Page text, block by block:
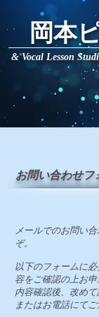
岡本
& Vocal Lesson
お問い合わせフ
メールでのお問い
ぞ。
以下のフォームに必
容をご確認の上お申
内容確認後、改め
またはお電話にてご